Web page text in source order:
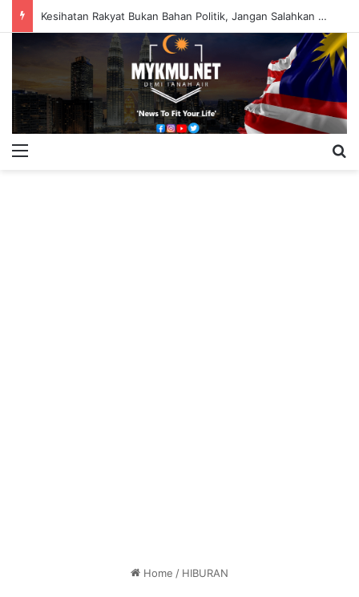
Kesihatan Rakyat Bukan Bahan Politik, Jangan Salahkan Onn Hafiz – Haslinda Salleh
Home / HIBURAN